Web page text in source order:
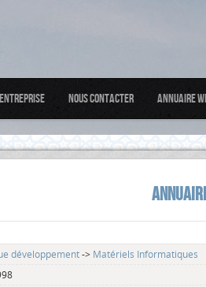
Nous Contacter Annuaire
développement-> Matériels Informatiques